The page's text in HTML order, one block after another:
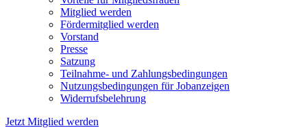
Mitglied werden
Fördermitglied werden
Vorstand
Presse
Satzung
Teilnahme- und Zahlungsbedingungen
Nutzungsbedingungen für Jobanzeigen
Widerrufsbelehrung
Jetzt Mitglied werden